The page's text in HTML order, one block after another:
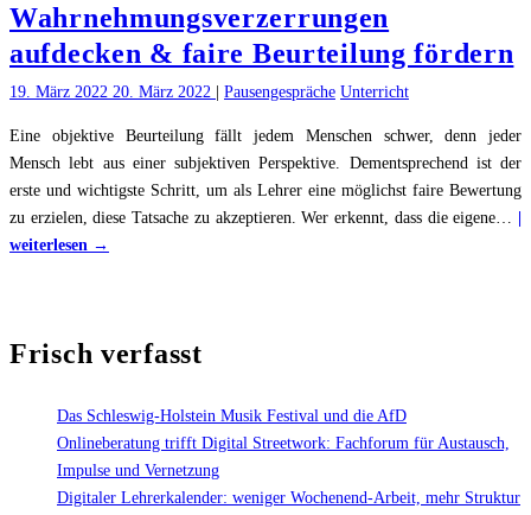
Wahrnehmungsverzerrungen
aufdecken & faire Beurteilung fördern
19. März 2022 20. März 2022 Pausengespräche Unterricht
Eine objektive Beurteilung fällt jedem Menschen schwer, denn jeder
Mensch lebt aus einer subjektiven Perspektive. Dementsprechend ist der
erste und wichtigste Schritt, um als Lehrer eine möglichst faire Bewertung
zu erzielen, diese Tatsache zu akzeptieren. Wer erkennt, dass die eigene
weiterlesen →
Beurteilung
Frisch verfasst
Das Schleswig-Holstein Musik Festival und die AfD
Onlineberatung trifft Digital Streetwork: Fachforum für Austausch,
Impulse und Vernetzung
Digitaler Lehrerkalender: weniger Wochenend-Arbeit, mehr Struktur